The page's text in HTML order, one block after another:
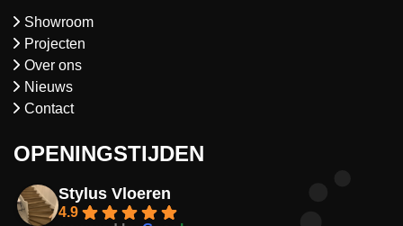
Showroom
Projecten
Over ons
Nieuws
Contact
OPENINGSTIJDEN
Stylus Vloeren
4.9